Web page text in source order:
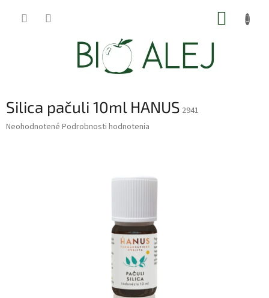
Silica pačuli 10ml HANUS 2941
Priemerné
Neohodnotené Podrobnosti hodnotenia